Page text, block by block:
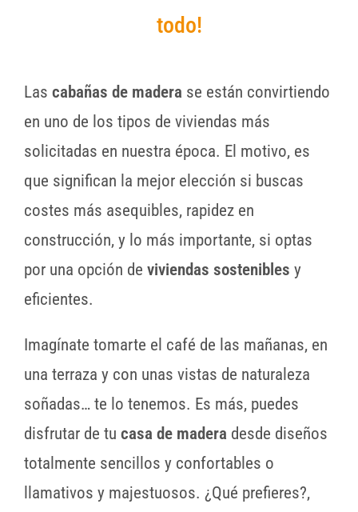
todo!
Las cabañas de madera se están convirtiendo
en uno de los tipos de viviendas más
solicitadas en nuestra época. El motivo, es
que significan la mejor elección si buscas
costes más asequibles, rapidez en
construcción, y lo más importante, si optas
por una opción de viviendas sostenibles y
eficientes.
Imagínate tomarte el café de las mañanas, en
una terraza y con unas vistas de naturaleza
soñadas… te lo tenemos. Es más, puedes
disfrutar de tu casa de madera desde diseños
totalmente sencillos y confortables o
llamativos y majestuosos. ¿Qué prefieres?,